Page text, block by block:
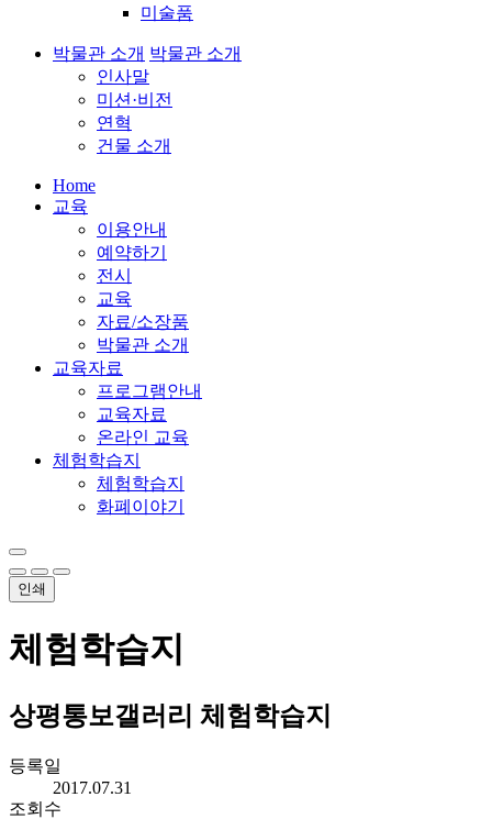
미술품
박물관 소개 박물관 소개
인사말
미션·비전
연혁
건물 소개
Home
교육
이용안내
예약하기
전시
교육
자료/소장품
박물관 소개
교육자료
프로그램안내
교육자료
온라인 교육
체험학습지
체험학습지
화폐이야기
인쇄
체험학습지
상평통보갤러리 체험학습지
등록일
2017.07.31
조회수